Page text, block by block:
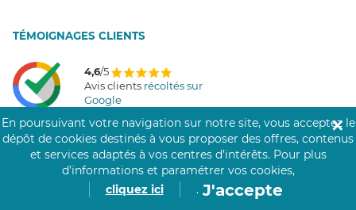
TÉMOIGNAGES CLIENTS
4,6/5
Avis clients récoltés sur
Google
COMMUNAUTÉ CLICK&CARE
En poursuivant votre navigation sur notre site, vous acceptez le
dépôt de cookies destinés à vous proposer des offres, contenus
et services adaptés à vos centres d’intérêts. Pour plus
d’informations et paramétrer vos cookies,
cliquez ici
. J'accepte
✕